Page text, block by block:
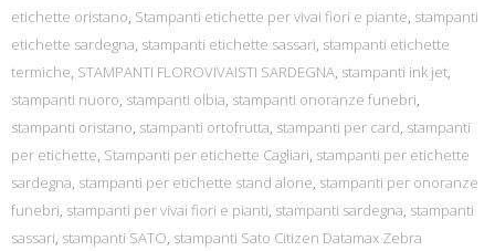
etichette oristano, Stampanti etichette per vivai fiori e piante, stampanti
etichette sardegna, stampanti etichette sassari, stampanti etichette
termiche, STAMPANTI FLOROVIVAISTI SARDEGNA, stampanti ink jet,
stampanti nuoro, stampanti olbia, stampanti onoranze funebri,
stampanti oristano, stampanti ortofrutta, stampanti per card, stampanti
per etichette, Stampanti per etichette Cagliari, stampanti per etichette
sardegna, stampanti per etichette stand alone, stampanti per onoranze
funebri, stampanti per vivai fiori e pianti, stampanti sardegna, stampanti
sassari, stampanti SATO, stampanti Sato Citizen Datamax Zebra